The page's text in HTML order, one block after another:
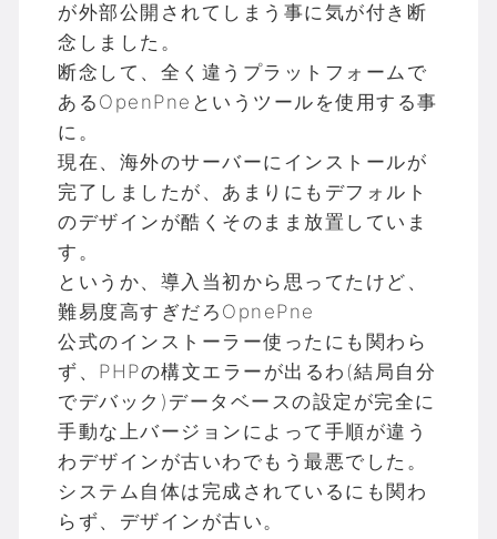
が外部公開されてしまう事に気が付き断
念しました。
断念して、全く違うプラットフォームで
あるOpenPneというツールを使用する事
に。
現在、海外のサーバーにインストールが
完了しましたが、あまりにもデフォルト
のデザインが酷くそのまま放置していま
す。
というか、導入当初から思ってたけど、
難易度高すぎだろOpnePne
公式のインストーラー使ったにも関わら
ず、PHPの構文エラーが出るわ(結局自分
でデバック)データベースの設定が完全に
手動な上バージョンによって手順が違う
わデザインが古いわでもう最悪でした。
システム自体は完成されているにも関わ
らず、デザインが古い。